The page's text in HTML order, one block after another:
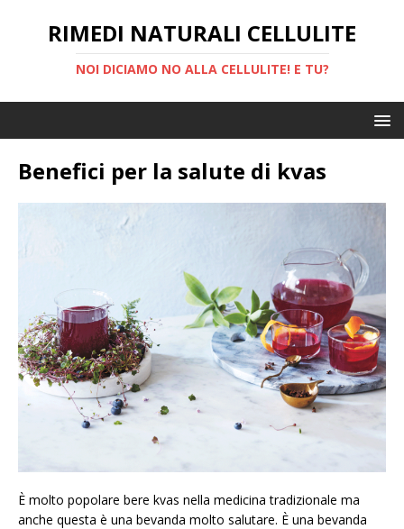
RIMEDI NATURALI CELLULITE
NOI DICIAMO NO ALLA CELLULITE! E TU?
Benefici per la salute di kvas
È molto popolare bere kvas nella medicina tradizionale ma
anche questa è una bevanda molto salutare. È una bevanda